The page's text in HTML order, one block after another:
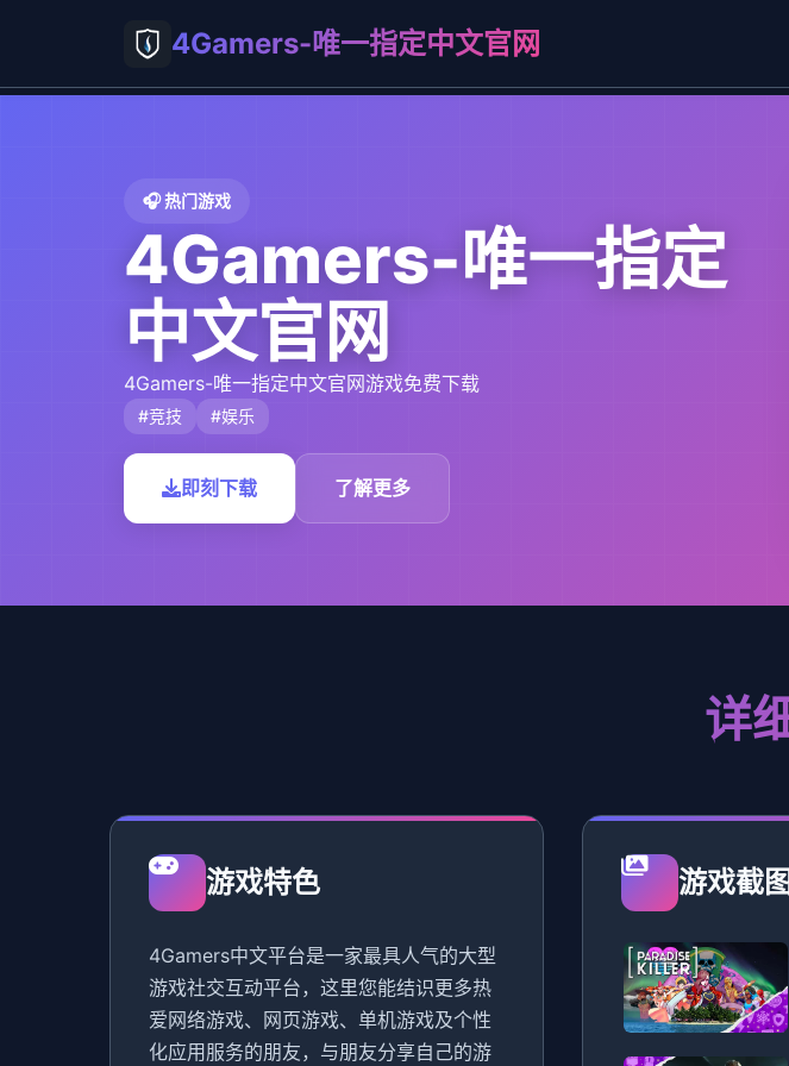
4Gamers-唯一指定中文官网
🎧 热门游戏
4Gamers-唯一指定
中文官网
4Gamers-唯一指定中文官网游戏免费下载
#竞技 #娱乐
即刻下载 了解更多
详
游戏特色
4Gamers中文平台是一家最具人气的大型
游戏社交互动平台，这里您能结识更多热
爱网络游戏、网页游戏、单机游戏及个性
化应用服务的朋友，与朋友分享自己的游
游戏截图